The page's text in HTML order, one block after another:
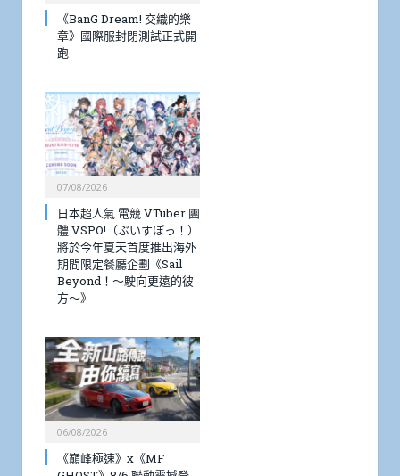
《BanG Dream! 交織的樂
章》國際服封閉測試正式開
跑
07/08/2026
日本超人氣 電競 VTuber 團
體 VSPO!（ぶいすぽっ！）
將於今年夏天首度推出海外
期間限定餐廳企劃《Sail
Beyond！～駛向更遠的彼
方～》
06/08/2026
《巔峰極速》x《MF